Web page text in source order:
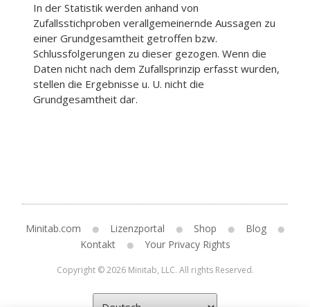
In der Statistik werden anhand von
Zufallsstichproben verallgemeinernde Aussagen zu
einer Grundgesamtheit getroffen bzw.
Schlussfolgerungen zu dieser gezogen. Wenn die
Daten nicht nach dem Zufallsprinzip erfasst wurden,
stellen die Ergebnisse u. U. nicht die
Grundgesamtheit dar.
Minitab.com Lizenzportal Shop
Blog
Kontakt
Your Privacy Rights
Copyright © 2026 Minitab, LLC. All rights Reserved.